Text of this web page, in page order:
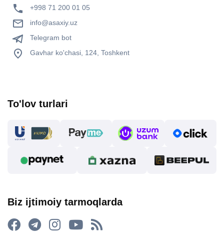
+998 71 200 01 05
info@asaxiy.uz
Telegram bot
Gavhar ko'chasi, 124, Toshkent
To'lov turlari
Biz ijtimoiy tarmoqlarda